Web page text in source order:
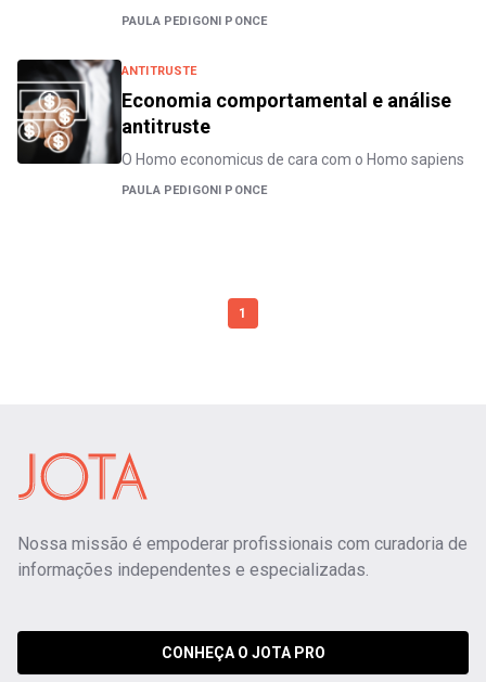
PAULA PEDIGONI PONCE
ANTITRUSTE
Economia comportamental e análise
antitruste
O Homo economicus de cara com o Homo sapiens
PAULA PEDIGONI PONCE
1
Nossa missão é empoderar profissionais com curadoria de
informações independentes e especializadas.
CONHEÇA O JOTA PRO